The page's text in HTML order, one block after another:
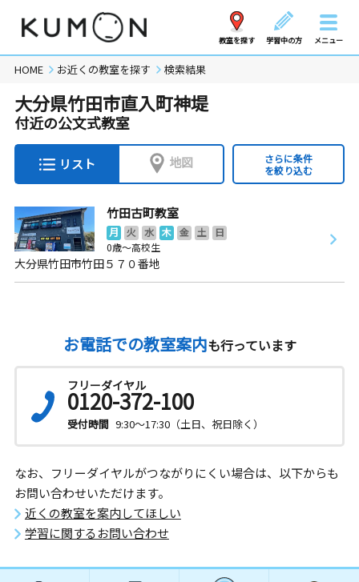
教室を探す 学習中の方 メニュー
HOME お近くの教室を探す 検索結果
大分県竹田市直入町神堤
付近の公文式教室
リスト 地図
さらに条件
を絞り込む
竹田古町教室
月 火 水 木 金 土
日
0歳～高校生
大分県竹田市竹田５７０番地
お電話での教室案内も行っています
フリーダイヤル
0120-372-100
受付時間 9:30～17:30（土日、祝日除く）
なお、フリーダイヤルがつながりにくい場合は、以下からも
お問い合わせいただけます。
近くの教室を案内してほしい
学習に関するお問い合わせ